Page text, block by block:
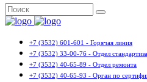
+7 (3532) 601-601 - Горячая линия
+7 (3532) 33-00-76 - Отдел
+7 (3532) 40-65-89 - Отдел ремонта
+7 (3532) 40-65-93 - Орган по